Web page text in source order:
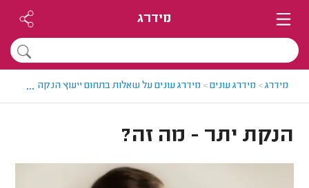
מידרג
מידרג> מידרג עונים> מידרג עונים על שאלות בתחום ייעוץ הנקה >הנקת...
הנקת יתר - מה זה?